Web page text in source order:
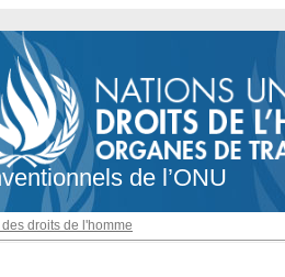
de l’ONU
droits de l'homme